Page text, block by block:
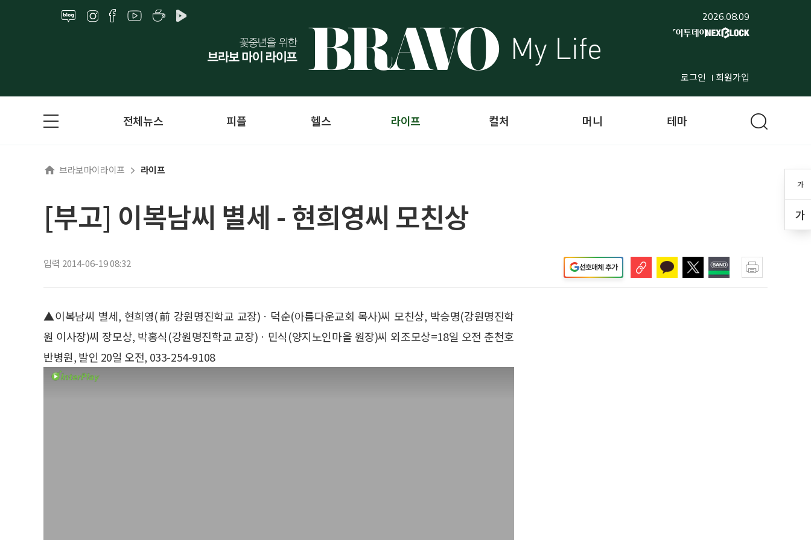
2026.08.09
로그인 회원가입
가
가
전체뉴스 피플 헬스 라이프 컬처 머니 테마
브라보마이라이프 라이프
[부고] 이복남씨 별세 - 현희영씨 모친상
입력 2014-06-19 08:32 선호매체 추가
▲이복남씨 별세, 현희영(前 강원명진학교 교장)ㆍ덕순(아름다운교회 목사)씨 모친상, 박승명(강원명진학
원 이사장)씨 장모상, 박홍식(강원명진학교 교장)ㆍ민식(양지노인마을 원장)씨 외조모상=18일 오전 춘천호
반병원, 발인 20일 오전, 033-254-9108